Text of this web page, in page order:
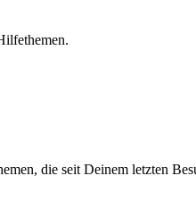
die seit Deinem letzten